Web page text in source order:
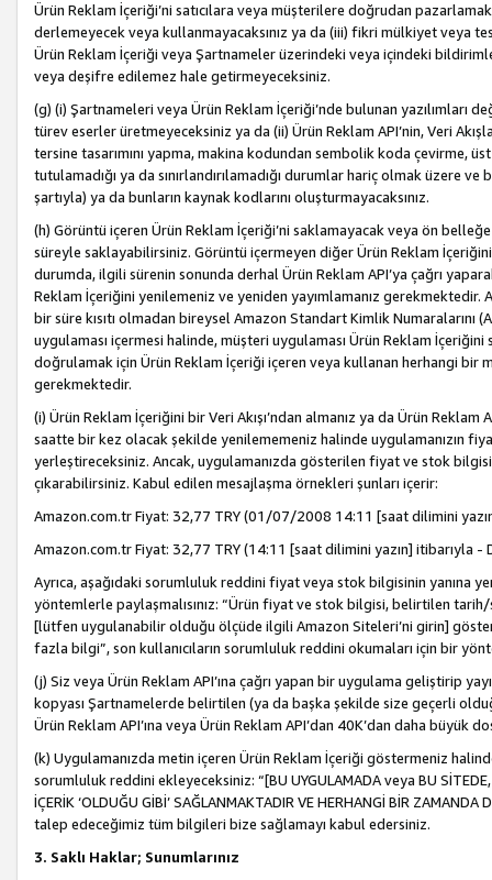
Ürün Reklam İçeriği’ni satıcılara veya müşterilere doğrudan
derlemeyecek veya kullanmayacaksınız ya da (iii) fikri mülkiyet veya
Ürün Reklam İçeriği veya Şartnameler üzerindeki veya içindeki
veya deşifre edilemez hale getirmeyeceksiniz.
(g) (i) Şartnameleri veya Ürün Reklam İçeriği’nde bulunan
türev eserler üretmeyeceksiniz ya da (ii) Ürün Reklam API’nin, Veri
tersine tasarımını yapma, makina kodundan sembolik koda çevirme,
tutulamadığı ya da sınırlandırılamadığı durumlar hariç olmak üzere
şartıyla) ya da bunların kaynak kodlarını oluşturmayacaksınız.
(h) Görüntü içeren Ürün Reklam İçeriği’ni saklamayacak veya ön
süreyle saklayabilirsiniz. Görüntü içermeyen diğer Ürün Reklam
durumda, ilgili sürenin sonunda derhal Ürün Reklam API’ya çağrı
Reklam İçeriğini yenilemeniz ve yeniden yayımlamanız gerekmektedir.
bir süre kısıtı olmadan bireysel Amazon Standart Kimlik Numaralarını
uygulaması içermesi halinde, müşteri uygulaması Ürün Reklam
doğrulamak için Ürün Reklam İçeriği içeren veya kullanan herhangi bir
gerekmektedir.
(i) Ürün Reklam İçeriğini bir Veri Akışı’ndan almanız ya da Ürün
saatte bir kez olacak şekilde yenilememeniz halinde uygulamanızın
yerleştireceksiniz. Ancak, uygulamanızda gösterilen fiyat ve stok
çıkarabilirsiniz. Kabul edilen mesajlaşma örnekleri şunları içerir:
Amazon.com.tr Fiyat: 32,77 TRY (01/07/2008 14:11 [saat dilimini
Amazon.com.tr Fiyat: 32,77 TRY (14:11 [saat dilimini yazın] itibarıyla -
Ayrıca, aşağıdaki sorumluluk reddini fiyat veya stok bilgisinin yanına
yöntemlerle paylaşmalısınız: “Ürün fiyat ve stok bilgisi, belirtilen
[lütfen uygulanabilir olduğu ölçüde ilgili Amazon Siteleri’ni girin]
fazla bilgi”, son kullanıcıların sorumluluk reddini okumaları için bir
(j) Siz veya Ürün Reklam API’ına çağrı yapan bir uygulama geliştirip
kopyası Şartnamelerde belirtilen (ya da başka şekilde size geçerli
Ürün Reklam API’ına veya Ürün Reklam API’dan 40K’dan daha büyük
(k) Uygulamanızda metin içeren Ürün Reklam İçeriği göstermeniz
sorumluluk reddini ekleyeceksiniz: “[BU UYGULAMADA veya BU SİTEDE,
İÇERİK ‘OLDUĞU GİBİ’ SAĞLANMAKTADIR VE HERHANGİ BİR
talep edeceğimiz tüm bilgileri bize sağlamayı kabul edersiniz.
3. Saklı Haklar; Sunumlarınız